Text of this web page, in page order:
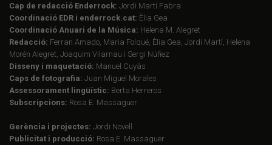
Cap de redacció Enderrock: Jordi Martí Fabra
Coordinació EDR i enderrock.cat: Èlia Gea
Coordinació Anuari de la Música: Helena M. Alegret
Redacció: Ferran Amado, Maria Folqué, Èlia Gea, Jordi Martí, Helena
Morén Alegret, Joaquim Vilarnau i Sergi Núñez
Disseny i maquetació: Manuel Cuyàs
Caps de fotografia: Juan Miguel Morales
Assessorament lingüístic: Berta Herreros
Subscripcions: Rosa E. Massaguer
Gerència i projectes: Jordi Novell
Publicitat i producció: Rosa E. Massaguer